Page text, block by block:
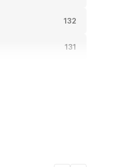
132
131